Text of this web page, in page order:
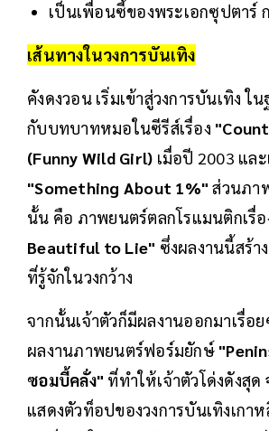
เป็นเพื่อนซี้ของพระเอกซุปตาร์
เส้นทางในวงการบันเทิง
คังดงวอน เริ่มเข้าสู่วงการบันเทิง ใ
กับบทบาทหมอในซีรีส์เรื่อง
(Funny Wild Girl) เมื่อปี 2003 และ
"Something About 1%"ส่วนภา
นั้น คือ ภาพยนตร์ตลกโรแมนติกเรื่อ
Beautiful to Lie" ซึ่งผลงานนี้สร้า
ที่รู้จักในวงกว้าง
จากนั้นเจ้าตัวก็มีผลงานออกมาเรื่อ
ผลงานภาพยนตร์ฟอร์มยักษ์
ซอมบี้คลั่ง" ที่ทำให้เจ้าตัวโด่งดังสุ
แสดงตัวท็อปของวงการบันเทิงเกา